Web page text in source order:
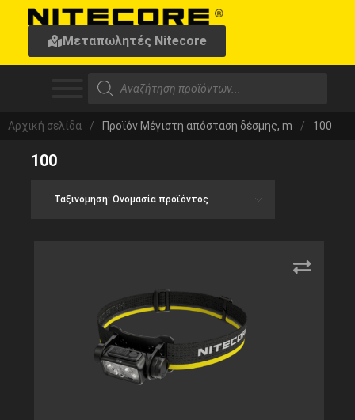
Μεταπωλητές Nitecore
Αρχική σελίδα / Προϊόν Μέγιστη απόσταση δέσμης, m / 100
100